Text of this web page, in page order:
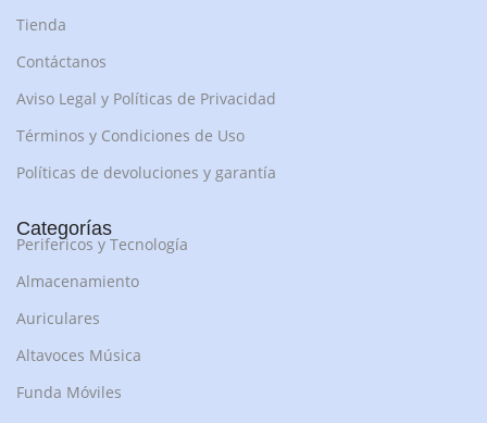
Tienda
Contáctanos
Aviso Legal y Políticas de Privacidad
Términos y Condiciones de Uso
Políticas de devoluciones y garantía
Categorías
Perifericos y Tecnología
Almacenamiento
Auriculares
Altavoces Música
Funda Móviles